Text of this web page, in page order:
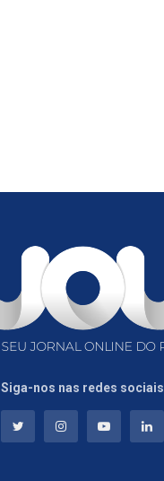
Siga-nos nas redes sociais